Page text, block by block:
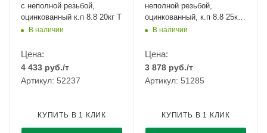
с неполной резьбой,
оцинкованный к.п 8.8 20кг Т
В наличии
Цена:
4 433 руб./т
Артикул: 52237
КУПИТЬ В 1 КЛИК
неполной резьбой,
оцинкованный, к.п 8.8 25кг
РМЗВ наличии
Цена:
3 878 руб./т
Артикул: 51285
КУПИТЬ В 1 КЛИК